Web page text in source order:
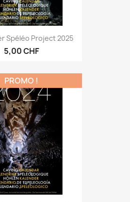
Spéléo Project 2025
5,00 CHF
PROMO !